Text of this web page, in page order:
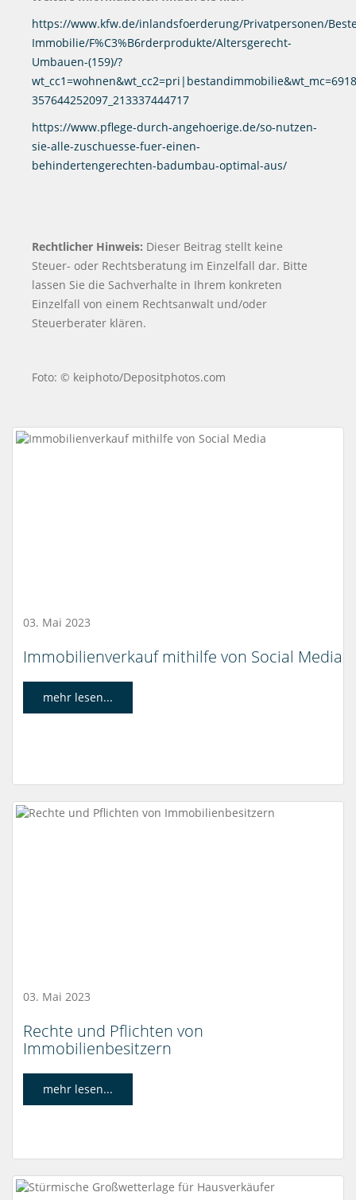
https://www.kfw.de/inlandsfoerderung/Privatpersonen/
Immobilie/F%C3%B6rderprodukte/Altersgerecht-
Umbauen-(159)/?
357644252097_213337444717
https://www.pflege-durch-angehoerige.de/so-nutzen-
sie-alle-zuschuesse-fuer-einen-
behindertengerechten-badumbau-optimal-aus/
Rechtlicher Hinweis: Dieser Beitrag stellt keine
Steuer- oder Rechtsberatung im Einzelfall dar. Bitte
lassen Sie die Sachverhalte in Ihrem konkreten
Einzelfall von einem Rechtsanwalt und/oder
Steuerberater klären.
Foto: © keiphoto/Depositphotos.com
03. Mai 2023
Immobilienverkauf mithilfe von Social Media
mehr lesen...
03. Mai 2023
Rechte und Pflichten von
Immobilienbesitzern
mehr lesen...